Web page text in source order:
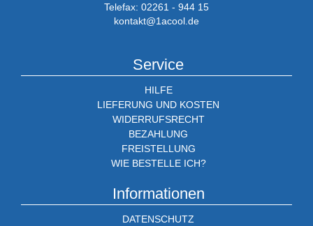
Telefax: 02261 - 944 15
kontakt@1acool.de
Service
HILFE
LIEFERUNG UND KOSTEN
WIDERRUFSRECHT
BEZAHLUNG
FREISTELLUNG
WIE BESTELLE ICH?
Informationen
DATENSCHUTZ